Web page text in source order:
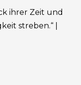
ihrer Zeit und
streben.“ |